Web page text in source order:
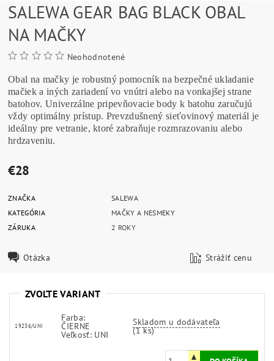
SALEWA GEAR BAG BLACK OBAL
NA MAČKY
Neohodnotené
Obal na mačky je robustný pomocník na bezpečné ukladanie
mačiek a iných zariadení vo vnútri alebo na vonkajšej strane
batohov. Univerzálne pripevňovacie body k batohu zaručujú
vždy optimálny prístup. Prevzdušnený sieťovinový materiál je
ideálny pre vetranie, ktoré zabraňuje rozmrazovaniu alebo
hrdzaveniu.
€28
ZNAČKA
SALEWA
KATEGÓRIA
MAČKY A NESMEKY
ZÁRUKA
2 ROKY
Otázka Strážiť cenu
ZVOĽTE VARIANT
19236/UNI
Farba:
ČIERNE
Veľkosť: UNI
Skladom u dodávateľa
(1 ks)